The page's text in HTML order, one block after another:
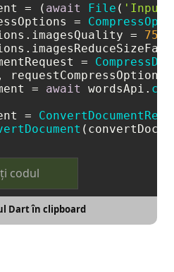
= ( await File ( 'Input
=
= 75
=
= await wordsApi.
=
codul
Dart în clipboard